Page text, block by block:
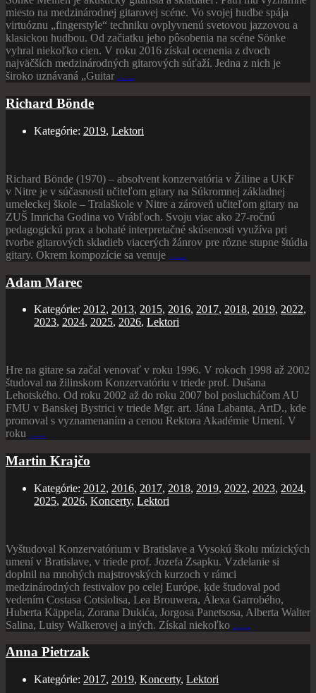
miesto na medzinárodnej gitarovej scéne. Vo svojej hudbe spája
virtuóznu „fingerstyle“ techniku ovplyvnenú svetovou jazzovou a
klasickou hudbou. Od začiatku jeho pôsobenia na scéne Sönke
vyhral niekoľko cien. V roku 2016 získal ocenenia z dvoch
najväčších medzinárodných gitarových súťaží. Jedna z nich je
široko uznávaná „Guitar …..
Richard Bönde
Kategórie: 2019, Lektori
Richard Bönde (1970) – absolvent konzervatória v Žiline a UKF
v Nitre je v súčasnosti učiteľom gitary na Súkromnej základnej
umeleckej škole – Tralaškole v Nitre a zároveň učiteľom gitary na
ZUŠ Imricha Godina vo Vrábľoch. Svoju viac ako 27-ročnú
pedagogickú prax a bohaté interpretačné skúsenosti využíva pri
tvorbe gitarových skladieb viacerých žánrov pre rôzne stupne štúdia
gitary. Okrem kompozície sa venuje …..
Adam Marec
Kategórie: 2012, 2013, 2015, 2016, 2017, 2018, 2019, 2022,
2023, 2024, 2025, 2026, Lektori
Hre na gitare sa začal venovať v roku 1996. V rokoch 1998 až 2002
študoval na žilinskom Konzervatóriu v triede prof. Dušana
Lehotského. Od roku 2002 až do roku 2007 bol poslucháčom AU
FMU v Banskej Bystrici v triede Mgr. art. Jána Labanta, ArtD., kde
promoval s vyznamenaním a cenou Rektora Akadémie Umení. V
roku …..
Martin Krajčo
Kategórie: 2012, 2016, 2017, 2018, 2019, 2022, 2023, 2024,
2025, 2026, Koncerty, Lektori
Vyštudoval Konzervatórium v Bratislave a Vysokú školu múzických
umení v Bratislave, v triede prof. Jozefa Zsapku. Vzdelanie si
doplnil na mnohých majstrovských kurzoch v rámci
medzinárodných festivalov po celej Európe, kde študoval pod
vedením Costasa Cotsiolisa, Lea Brouwera, Álexa Garrobého,
Huberta Käppela, Zorana Dukića, Jorgosa Panetsosa, Alberta Walter
Salina, Luisy Walkerovej a iných. Získal niekoľko …..
Anna Pietrzak
Kategórie: 2017, 2019, Koncerty, Lektori